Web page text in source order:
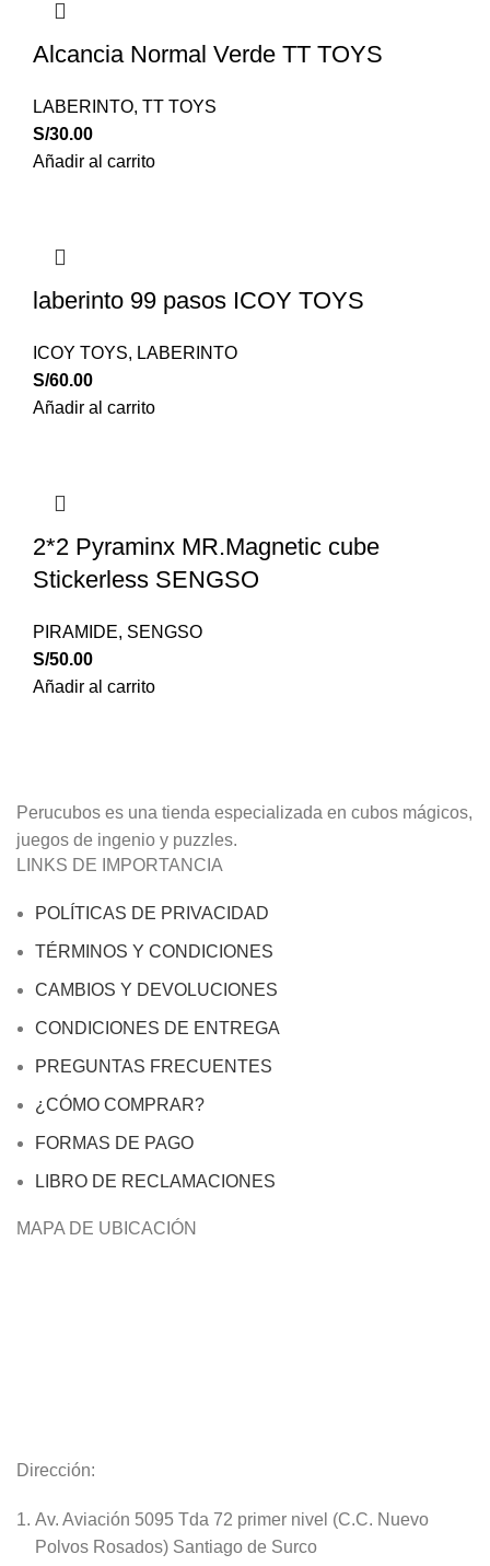
Alcancia Normal Verde TT TOYS
LABERINTO, TT TOYS
S/30.00
Añadir al carrito
laberinto 99 pasos ICOY TOYS
ICOY TOYS, LABERINTO
S/60.00
Añadir al carrito
2*2 Pyraminx MR.Magnetic cube
Stickerless SENGSO
PIRAMIDE, SENGSO
S/50.00
Añadir al carrito
Perucubos es una tienda especializada en cubos mágicos,
juegos de ingenio y puzzles.
LINKS DE IMPORTANCIA
POLÍTICAS DE PRIVACIDAD
TÉRMINOS Y CONDICIONES
CAMBIOS Y DEVOLUCIONES
CONDICIONES DE ENTREGA
PREGUNTAS FRECUENTES
¿CÓMO COMPRAR?
FORMAS DE PAGO
LIBRO DE RECLAMACIONES
MAPA DE UBICACIÓN
Dirección:
Av. Aviación 5095 Tda 72 primer nivel (C.C. Nuevo
Polvos Rosados) Santiago de Surco